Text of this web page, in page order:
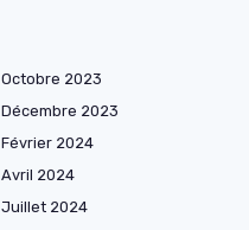
Octobre 2023
Décembre 2023
Février 2024
Avril 2024
Juillet 2024